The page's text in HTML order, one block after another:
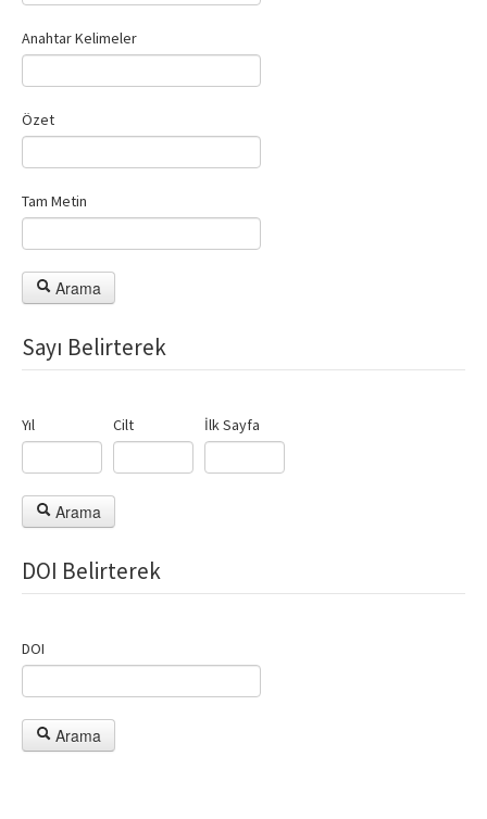
Anahtar Kelimeler
Özet
Tam Metin
Arama
Sayı Belirterek
Yıl Cilt İlk Sayfa
Arama
DOI Belirterek
DOI
Arama